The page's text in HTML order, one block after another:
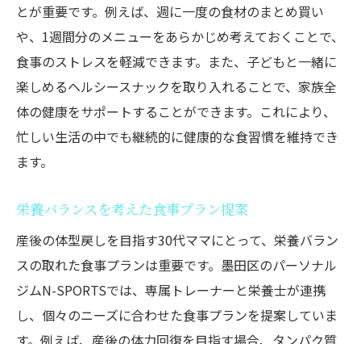
とが重要です。例えば、週に一度の食材のまとめ買い
や、1週間分のメニューをあらかじめ考えておくことで、
食事のストレスを軽減できます。また、子どもと一緒に
楽しめるヘルシースナックを取り入れることで、家族全
体の健康をサポートすることができます。これにより、
忙しい生活の中でも継続的に健康的な食習慣を維持でき
ます。
栄養バランスを考えた食事プラン提案
産後の体型戻しを目指す30代ママにとって、栄養バラン
スの取れた食事プランは重要です。墨田区のパーソナル
ジムN-SPORTSでは、専属トレーナーと栄養士が連携
し、個々のニーズに合わせた食事プランを提案していま
す。例えば、産後の体力回復を目指す場合、タンパク質